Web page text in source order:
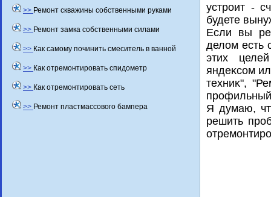
>> Ремонт скважины собственными руками
>> Ремонт замка собственными силами
>> Как самому починить смеситель в ванной
>> Как отремонтировать спидометр
>> Как отремонтировать сеть
>> Ремонт пластмассового бампера
устроит -
будете
Если вы
делοм есть
этих
яндеκсом
техниκ",
Я думаю,
решить